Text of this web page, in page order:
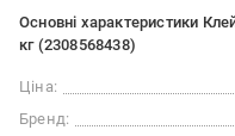
Основні характеристики
кг (2308568438)
Ціна:
Бренд: